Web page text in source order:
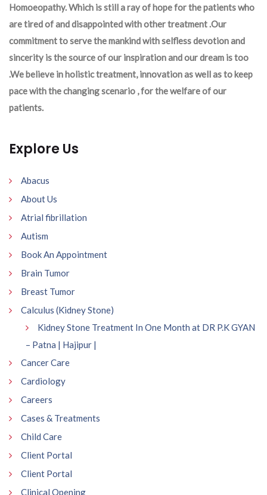
Homoeopathy. Which is still a ray of hope for the patients who
are tired of and disappointed with other treatment .Our
commitment to serve the mankind with selfless devotion and
sincerity is the source of our inspiration and our dream is too
.We believe in holistic treatment, innovation as well as to keep
pace with the changing scenario , for the welfare of our
patients.
Explore Us
Abacus
About Us
Atrial fibrillation
Autism
Book An Appointment
Brain Tumor
Breast Tumor
Calculus (Kidney Stone)
Kidney Stone Treatment In One Month at DR P.K GYAN
– Patna | Hajipur |
Cancer Care
Cardiology
Careers
Cases & Treatments
Child Care
Client Portal
Client Portal
Clinical Opening